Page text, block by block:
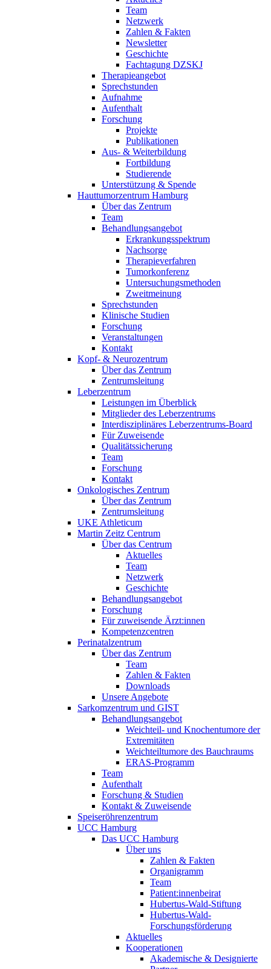
Team
Netzwerk
Zahlen & Fakten
Newsletter
Geschichte
Fachtagung DZSKJ
Therapieangebot
Sprechstunden
Aufnahme
Aufenthalt
Forschung
Projekte
Publikationen
Aus- & Weiterbildung
Fortbildung
Studierende
Unterstützung & Spende
Hauttumorzentrum Hamburg
Über das Zentrum
Team
Behandlungsangebot
Erkrankungsspektrum
Nachsorge
Therapieverfahren
Tumorkonferenz
Untersuchungsmethoden
Zweitmeinung
Sprechstunden
Klinische Studien
Forschung
Veranstaltungen
Kontakt
Kopf- & Neurozentrum
Über das Zentrum
Zentrumsleitung
Leberzentrum
Leistungen im Überblick
Mitglieder des Leberzentrums
Interdisziplinäres Leberzentrums-Board
Für Zuweisende
Qualitätssicherung
Team
Forschung
Kontakt
Onkologisches Zentrum
Über das Zentrum
Zentrumsleitung
UKE Athleticum
Martin Zeitz Centrum
Über das Centrum
Aktuelles
Team
Netzwerk
Geschichte
Behandlungsangebot
Forschung
Für zuweisende Ärzt:innen
Kompetenzcentren
Perinatalzentrum
Über das Zentrum
Team
Zahlen & Fakten
Downloads
Unsere Angebote
Sarkomzentrum und GIST
Behandlungsangebot
Weichteil- und Knochentumore der
Extremitäten
Weichteiltumore des Bauchraums
ERAS-Programm
Team
Aufenthalt
Forschung & Studien
Kontakt & Zuweisende
Speiseröhrenzentrum
UCC Hamburg
Das UCC Hamburg
Über uns
Zahlen & Fakten
Organigramm
Team
Patient:innenbeirat
Hubertus-Wald-Stiftung
Hubertus-Wald-
Forschungsförderung
Aktuelles
Kooperationen
Akademische & Designierte